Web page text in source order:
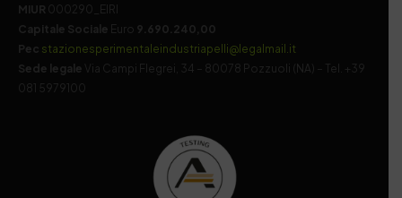
MIUR 000290_EIRI
Capitale Sociale Euro 9.690.240,00
Pec stazionesperimentaleindustriapelli@legalmail.it
Sede legale
Via Campi Flegrei, 34 – 80078 Pozzuoli (NA) – Tel. +39
081 5979100